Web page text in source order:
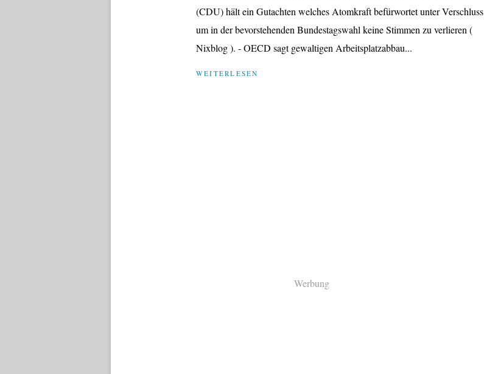
(CDU) hält ein Gutachten welches Atomkraft befürwortet unter Verschluss
um in der bevorstehenden Bundestagswahl keine Stimmen zu verlieren (
Nixblog ). - OECD sagt gewaltigen Arbeitsplatzabbau...
WEITERLESEN
Werbung